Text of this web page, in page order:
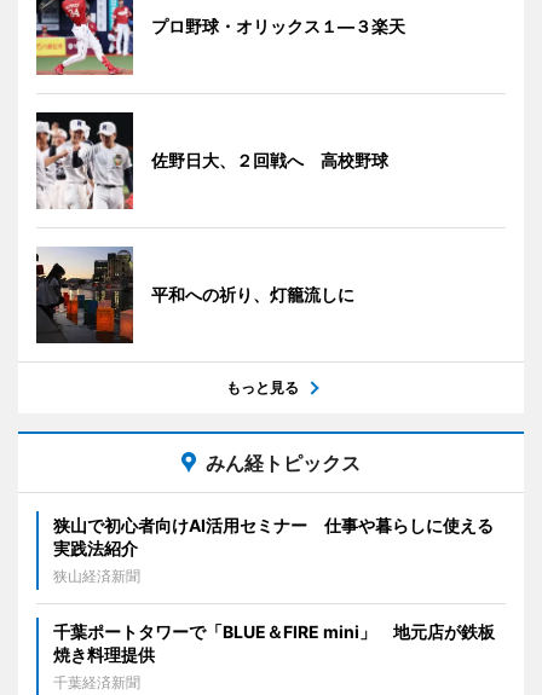
プロ野球・オリックス１―３楽天
佐野日大、２回戦へ 高校野球
平和への祈り、灯籠流しに
もっと見る
みん経トピックス
狭山で初心者向けAI活用セミナー 仕事や暮らしに使える
実践法紹介
狭山経済新聞
千葉ポートタワーで「BLUE＆FIRE mini」 地元店が鉄板
焼き料理提供
千葉経済新聞